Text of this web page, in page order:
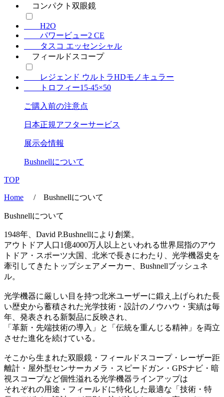
コンパクト双眼鏡
H2O
パワービュー2 CE
タスコ エッセンシャル
フィールドスコープ
レジェンド ウルトラHDモノキュラー
トロフィー15-45×50
ご購入前の注意点
日本正規アフターサービス
展示会情報
Bushnellについて
TOP
Home / Bushnellについて
Bushnellについて
1948年、David P.Bushnellにより創業。
アウトドア人口1億4000万人以上といわれる世界屈指のアウ
トドア・スポーツ大国、北米で長きにわたり、光学機器史を
牽引してきたトップシェアメーカー、Bushnellブッシュネ
ル。
光学機器に厳しい目を持つ北米ユーザーに鍛え上げられた長
い歴史から蓄積された光学技術・設計のノウハウ・実績は毎
年、発表される新製品に反映され、
「革新・先端技術の導入」と「伝統を重んじる精神」を両立
させた進化を続けている。
そこから生まれた双眼鏡・フィールドスコープ・レーザー距
離計・屋外型センサーカメラ・スピードガン・GPSナビ・暗
視スコープなど個性溢れる光学機器ラインアップは
それぞれの用途・フィールドに特化した最適な「技術・特